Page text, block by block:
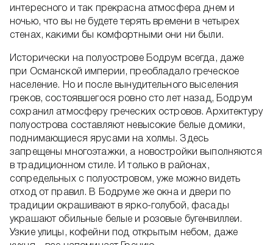
интересного и так прекрасна атмосфера днем и
ночью, что вы не будете терять времени в четырех
стенах, какими бы комфортными они ни были.
Исторически на полуострове Бодрум всегда, даже
при Османской империи, преобладало греческое
население. Но и после вынудительного выселения
греков, состоявшегося ровно сто лет назад, Бодрум
сохранил атмосферу греческих островов. Архитектуру
полуострова составляют невысокие белые домики,
поднимающиеся ярусами на холмы. Здесь
запрещены многоэтажки, а новостройки выполняются
в традиционном стиле. И только в районах,
сопредельных с полуостровом, уже можно видеть
отход от правил. В Бодруме же окна и двери по
традиции окрашивают в ярко-голубой, фасады
украшают обильные белые и розовые бугенвиллеи.
Узкие улицы, кофейни под открытым небом, даже